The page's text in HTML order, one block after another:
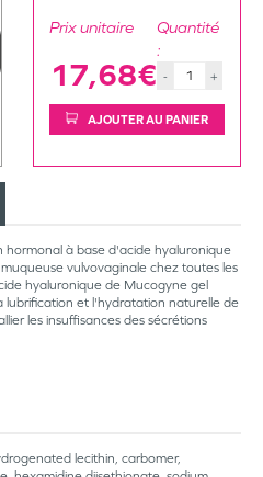
Prix unitaire
17,68€
Quantité
:
- +
AJOUTER AU PANIER
hormonal à base d'acide hyaluronique
vulvovaginale chez toutes les
hyaluronique de Mucogyne gel
lubrification et l'hydratation naturelle de
les insuffisances des sécrétions
lecithin, carbomer,